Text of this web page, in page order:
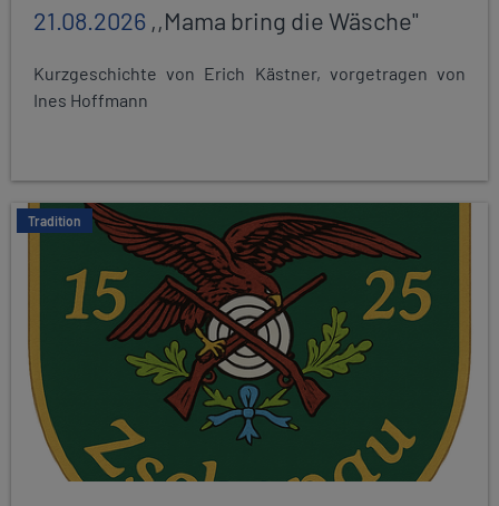
21.08.2026 ,,Mama bring die Wäsche"
Kurzgeschichte von Erich Kästner, vorgetragen von
Ines Hoffmann
Tradition